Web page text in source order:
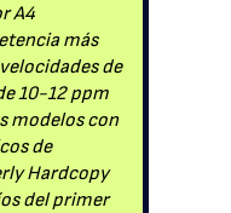
A4
más
de
10-12 ppm
modelos con
de
Hardcopy
del primer